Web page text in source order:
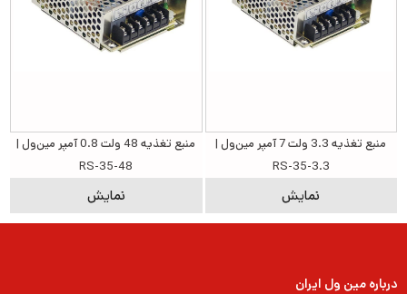
منبع تغذیه 3.3 ولت 7 آمپر مین‌ول |
RS-35-3.3
نمایش
منبع تغذیه 48 ولت 0.8 آمپر مین‌ول |
RS-35-48
نمایش
درباره مین ول ایران